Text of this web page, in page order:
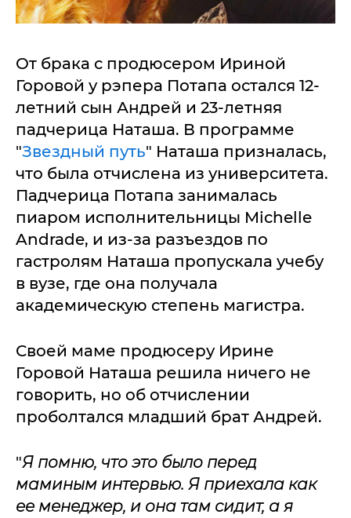
От брака с продюсером Ириной
Горовой у рэпера Потапа остался 12-
летний сын Андрей и 23-летняя
падчерица Наташа. В программе
"Звездный путь" Наташа призналась,
что была отчислена из университета.
Падчерица Потапа занималась
пиаром исполнительницы Michelle
Andrade, и из-за разъездов по
гастролям Наташа пропускала учебу
в вузе, где она получала
академическую степень магистра.
Своей маме продюсеру Ирине
Горовой Наташа решила ничего не
говорить, но об отчислении
проболтался младший брат Андрей.
"Я помню, что это было перед
маминым интервью. Я приехала как
ее менеджер, и она там сидит, а я